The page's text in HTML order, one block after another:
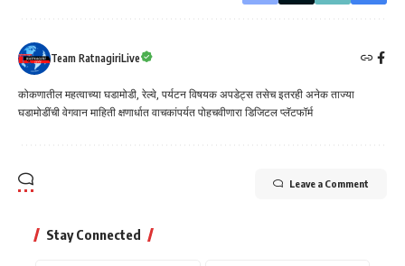
Team RatnagiriLive
कोकणातील महत्वाच्या घडामोडी, रेल्वे, पर्यटन विषयक अपडेट्स तसेच इतरही अनेक ताज्या
घडामोडींची वेगवान माहिती क्षणार्धात वाचकांपर्यत पोहचवीणारा डिजिटल प्लॅटफॉर्म
Leave a Comment
Stay Connected